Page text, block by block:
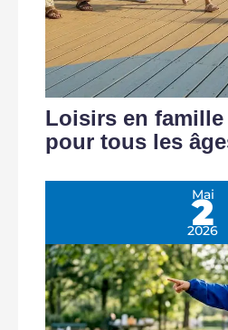
Loisirs en famille
pour tous les
Mai
2
2026